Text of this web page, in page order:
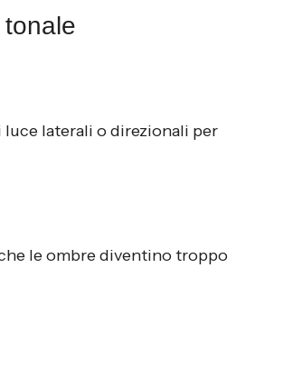
luce laterali o direzionali per
le ombre diventino troppo